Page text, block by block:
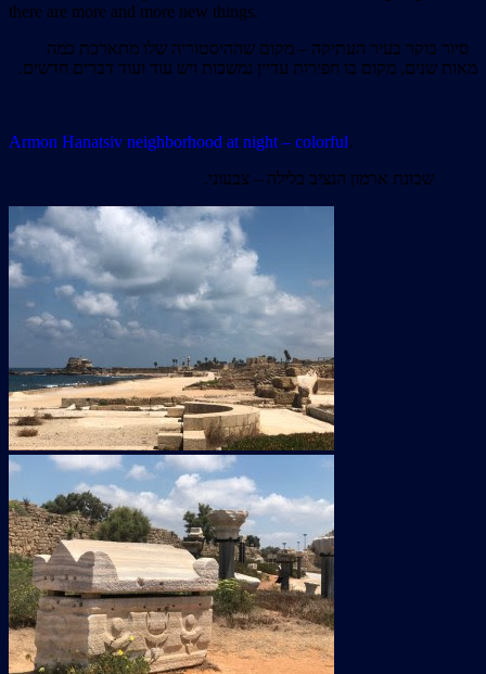
there are more and more new things.
סיור בוקר בעיר העתיקה – מקום שההיסטוריה שלו מתארכת כמה
מאות שנים, מקום בו חפירות עדיין נמשכות ויש עוד ועוד דברים חדשים.
Armon Hanatsiv neighborhood at night – colorful.
שכונת ארמון הנציב בלילה – צבעוני.